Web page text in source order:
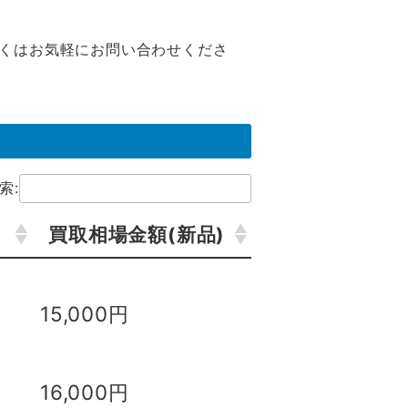
はお気軽にお問い合わせくださ
:
買取相場金額(新品)
15,000円
16,000円